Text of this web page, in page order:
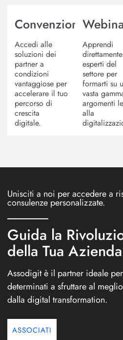
Convenzioni
Accedi alle
soluzioni dei
partner a
condizioni
vantaggiose per
accelerare il tuo
percorso di
crescita
digitale.
Apprendi
esperti del
settore per
formarti su
vasta
argomenti
alla
Unisciti a noi per accedere a
consulenze personalizzate.
Guida la
della Tua Azienda
Assodigit è il partner ideale
determinati a sfruttare al
dalla digital transformation.
ASSOCIATI